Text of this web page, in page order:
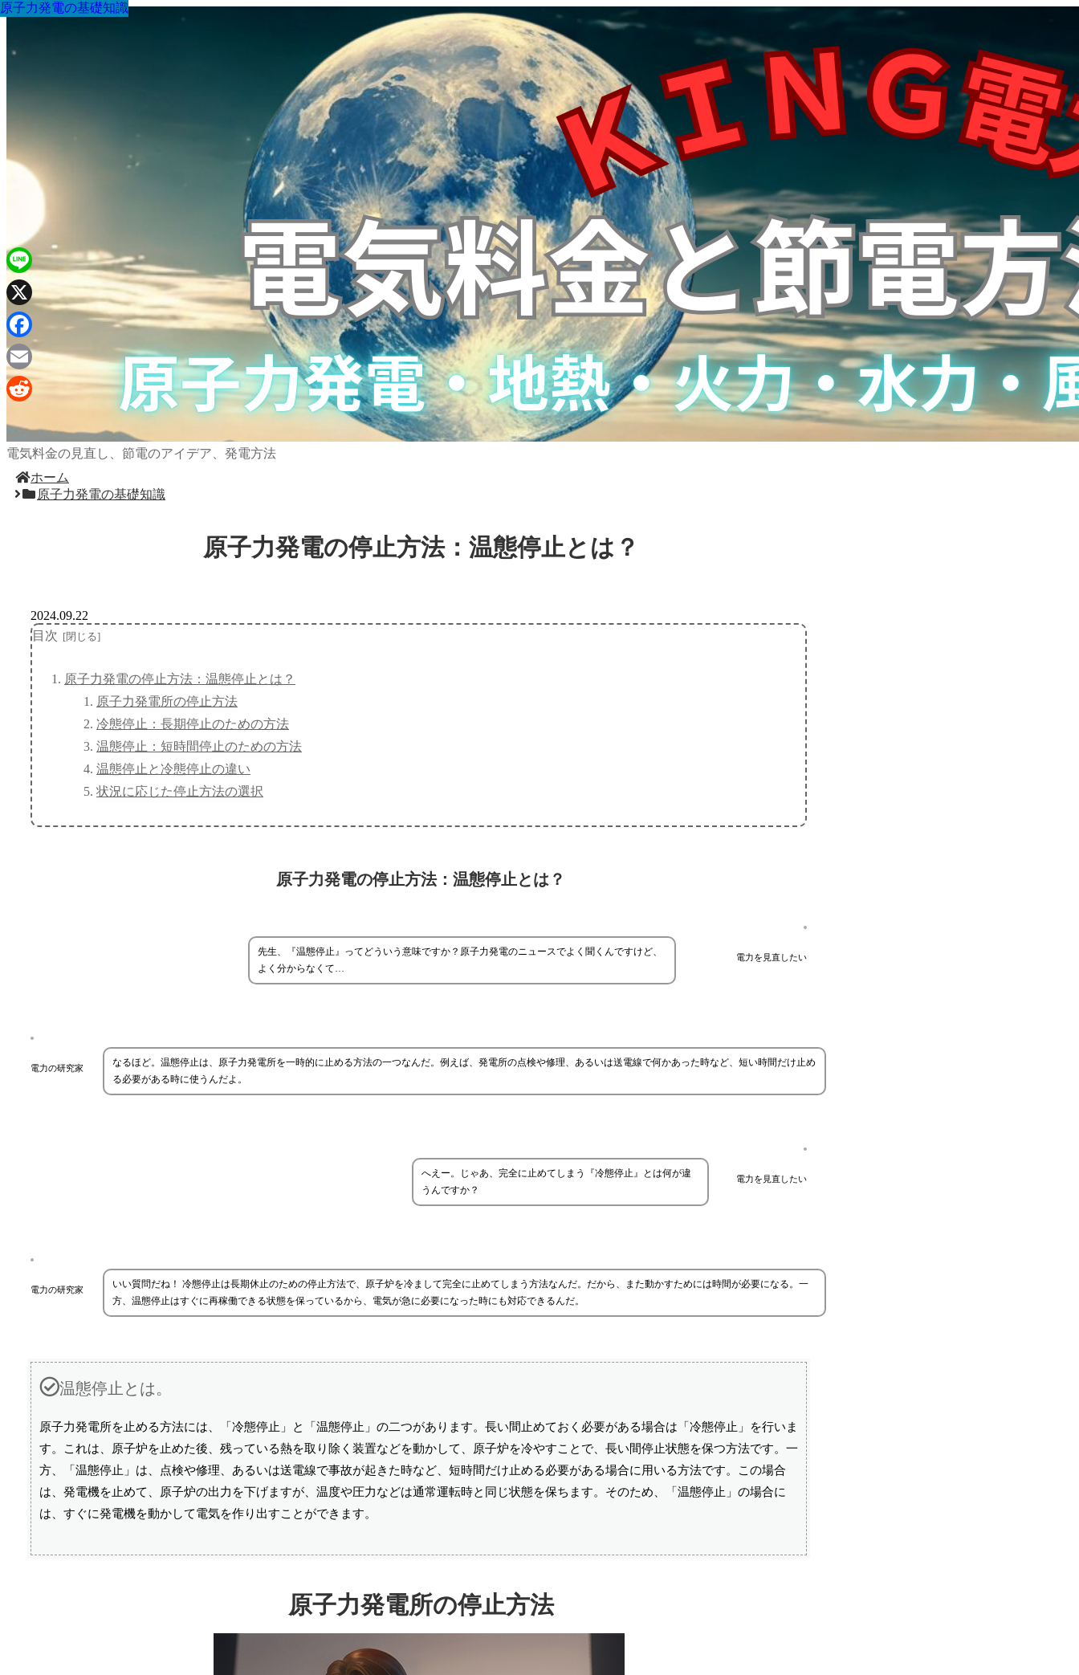
電気料金の見直し、節電のアイデア、発電方法
ホーム
原子力発電の基礎知識
原子力発電の停止方法：温態停止とは？
原子力発電の基礎知識
2024.09.22
目次
原子力発電の停止方法：温態停止とは？
原子力発電所の停止方法
冷態停止：長期停止のための方法
温態停止：短時間停止のための方法
温態停止と冷態停止の違い
状況に応じた停止方法の選択
原子力発電の停止方法：温態停止とは？
電力を見直したい
先生、『温態停止』ってどういう意味ですか？原子力発電のニュースでよく聞くんですけど、
よく分からなくて…
電力の研究家
なるほど。温態停止は、原子力発電所を一時的に止める方法の一つなんだ。例えば、発電所の点検や修理、あるいは送電線で何かあった時など、短い時間だけ止め
る必要がある時に使うんだよ。
電力を見直したい
へえー。じゃあ、完全に止めてしまう『冷態停止』とは何が違
うんですか？
電力の研究家
いい質問だね！ 冷態停止は長期休止のための停止方法で、原子炉を冷まして完全に止めてしまう方法なんだ。だから、また動かすためには時間が必要になる。一
方、温態停止はすぐに再稼働できる状態を保っているから、電気が急に必要になった時にも対応できるんだ。
温態停止とは。
原子力発電所を止める方法には、「冷態停止」と「温態停止」の二つがあります。長い間止めておく必要がある場合は「冷態停止」を行いま
す。これは、原子炉を止めた後、残っている熱を取り除く装置などを動かして、原子炉を冷やすことで、長い間停止状態を保つ方法です。一
方、「温態停止」は、点検や修理、あるいは送電線で事故が起きた時など、短時間だけ止める必要がある場合に用いる方法です。この場合
は、発電機を止めて、原子炉の出力を下げますが、温度や圧力などは通常運転時と同じ状態を保ちます。そのため、「温態停止」の場合に
は、すぐに発電機を動かして電気を作り出すことができます。
原子力発電所の停止方法
原子力発電の基礎知識
原子力発電の基礎知識
原子力発電の基礎知識
原子力発電の基礎知識
原子力発電の基礎知識
原子力発電の基礎知識
原子力発電の基礎知識
原子力発電の基礎知識
Line
X
Facebook
Email